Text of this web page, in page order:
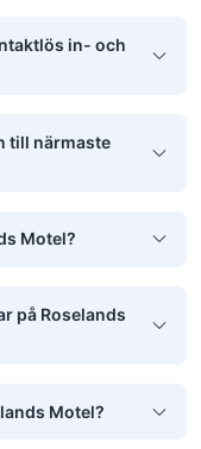
in- och
till närmaste
Motel?
på Roselands
Motel?